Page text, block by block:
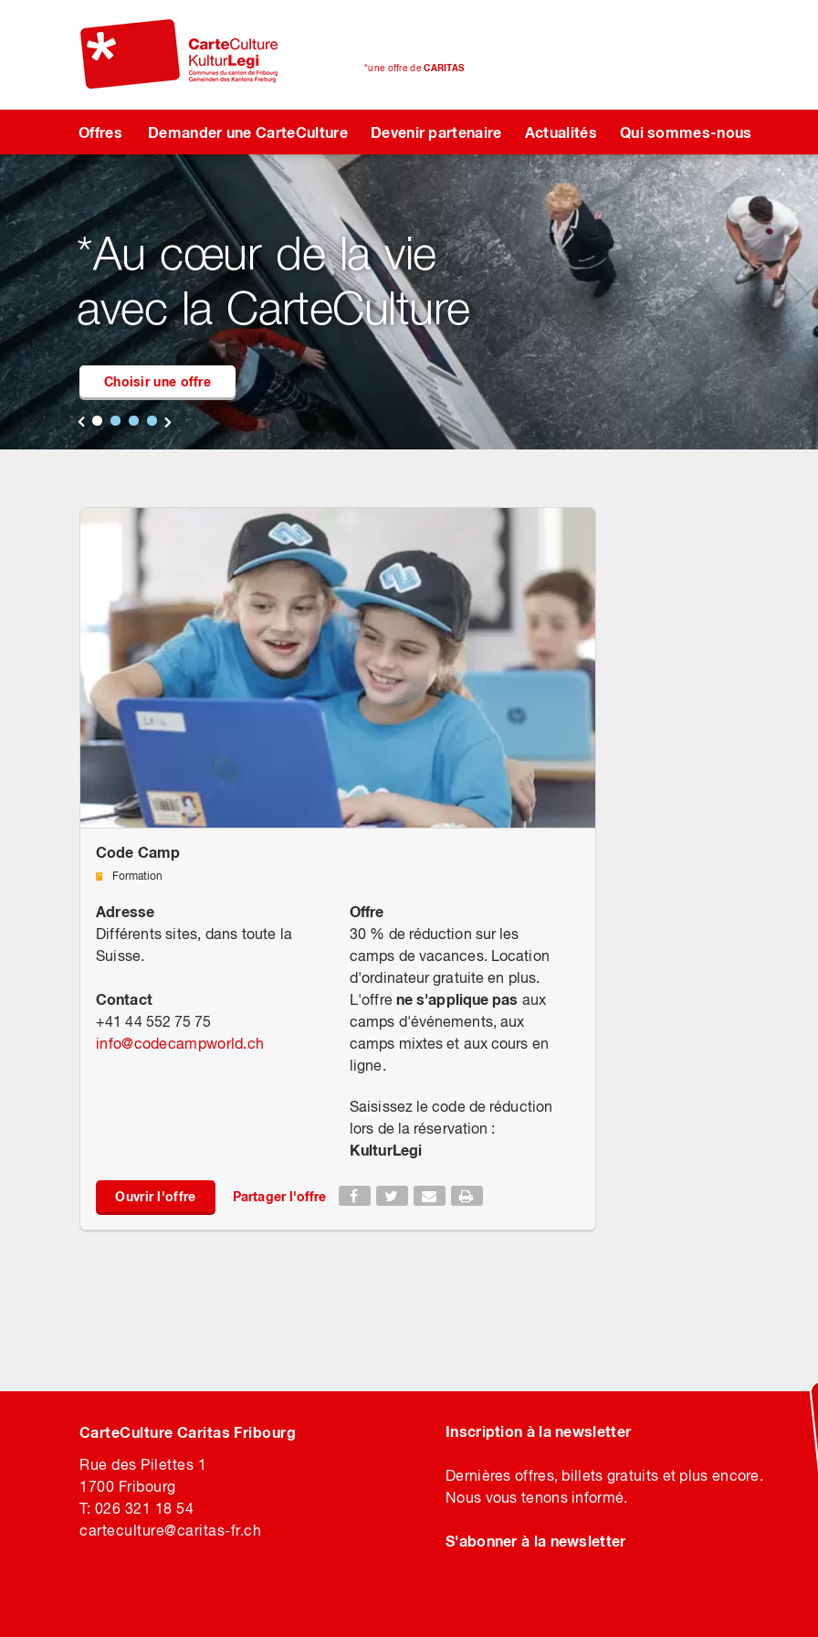
*une offre deCARITAS
Offres Demander une CarteCulture Devenir partenaire Actualités Qui sommes-nous
*Au
avec
Commander
Code Camp
Formation
Adresse
Différents sites, dans toute la
Suisse.
Contact
+41 44 552 75 75
info@codecampworld.ch
Offre
30 % de réduction sur les
camps de vacances. Location
d'ordinateur gratuite en plus.
L'offre ne s'applique pas aux
camps d'événements, aux
camps mixtes et aux cours en
ligne.
Saisissez le code de réduction
lors de la réservation :
KulturLegi
Ouvrir l'offre Partager l'offre
CarteCulture Caritas Fribourg
Rue des Pilettes 1
1700 Fribourg
T: 026 321 18 54
carteculture@caritas-fr.ch
Inscription à la newsletter
Dernières offres, billets gratuits et plus encore.
Nous vous tenons informé.
S'abonner à la newsletter